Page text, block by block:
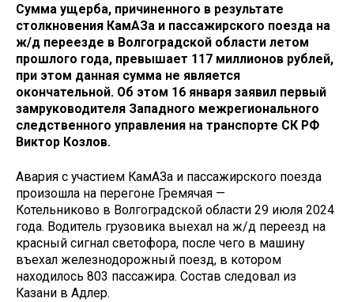
Сумма ущерба, причиненного в результате
столкновения КамАЗа и пассажирского поезда на
ж/д переезде в Волгоградской области летом
прошлого года, превышает 117 миллионов рублей,
при этом данная сумма не является
окончательной. Об этом 16 января заявил первый
замруководителя Западного межрегионального
следственного управления на транспорте СК РФ
Виктор Козлов.
Авария с участием КамАЗа и пассажирского поезда
произошла на перегоне Гремячая —
Котельниково в Волгоградской области 29 июля 2024
года. Водитель грузовика выехал на ж/д переезд на
красный сигнал светофора, после чего в машину
въехал железнодорожный поезд, в котором
находилось 803 пассажира. Состав следовал из
Казани в Адлер.